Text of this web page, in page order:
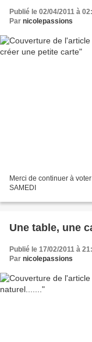
Publié le 02/04/2011 à
Par nicolepassions
Merci de continuer à
SAMEDI
Une table, une
Publié le 17/02/2011 à
Par nicolepassions